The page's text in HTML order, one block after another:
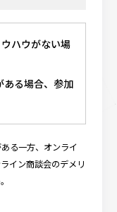
ハウがない場
ある場合、参加
る一方、オンライ
イン商談会のデメリ